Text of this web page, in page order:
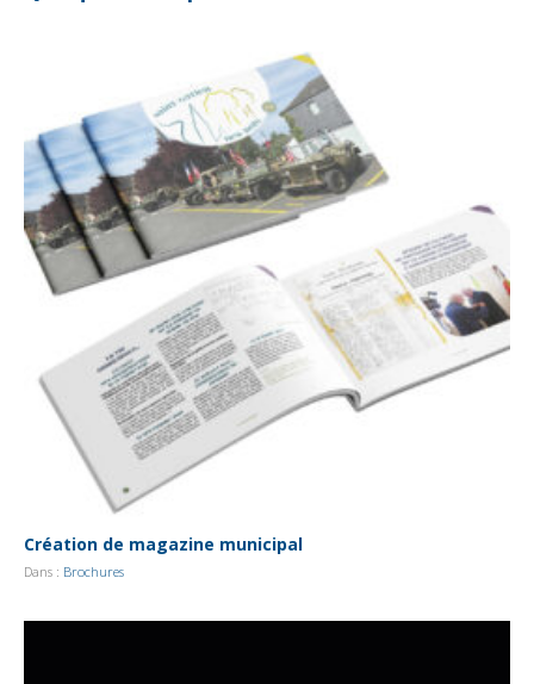
Création de magazine municipal
Dans : Brochures